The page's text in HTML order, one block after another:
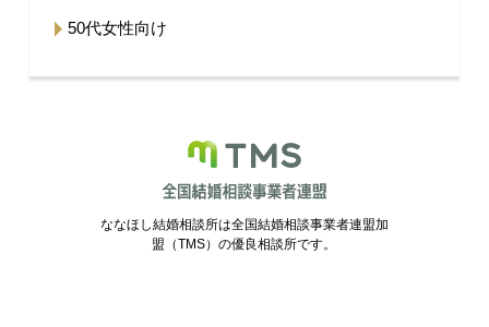
50代女性向け
ななほし結婚相談所は全国結婚相談事業者連盟加
盟（TMS）の優良相談所です。